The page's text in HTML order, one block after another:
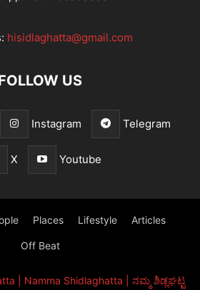
hisidlaghatta@gmail.com
US
Instagram Telegram
X Youtube
Places Lifestyle Articles
Off Beat
| Namma Shidlaghatta | ನಮ್ಮ ಶಿಡ್ಲಘಟ್ಟ